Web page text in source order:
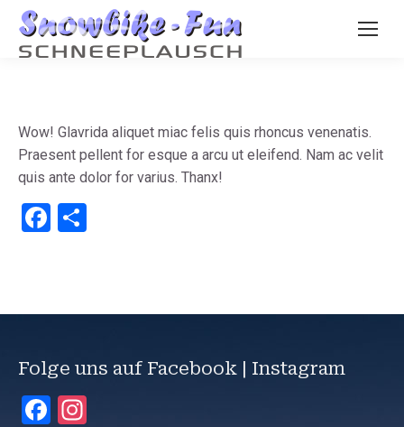
Wow! Glavrida aliquet miac felis quis rhoncus venenatis.
Praesent pellent for esque a arcu ut eleifend. Nam ac velit
quis ante dolor for varius. Thanx!
Facebook
Folge uns auf Facebook | Instagram
Facebook